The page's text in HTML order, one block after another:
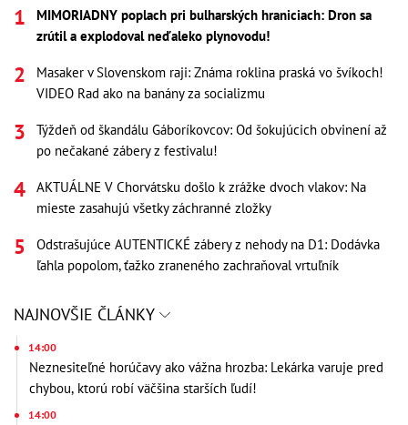
MIMORIADNY poplach pri bulharských hraniciach: Dron sa
zrútil a explodoval neďaleko plynovodu!
Masaker v Slovenskom raji: Známa roklina praská vo švíkoch!
VIDEO Rad ako na banány za socializmu
Týždeň od škandálu Gáboríkovcov: Od šokujúcich obvinení až
po nečakané zábery z festivalu!
AKTUÁLNE V Chorvátsku došlo k zrážke dvoch vlakov: Na
mieste zasahujú všetky záchranné zložky
Odstrašujúce AUTENTICKÉ zábery z nehody na D1: Dodávka
ľahla popolom, ťažko zraneného zachraňoval vrtuľník
NAJNOVŠIE ČLÁNKY
14:00
Neznesiteľné horúčavy ako vážna hrozba: Lekárka varuje pred
chybou, ktorú robí väčšina starších ľudí!
14:00